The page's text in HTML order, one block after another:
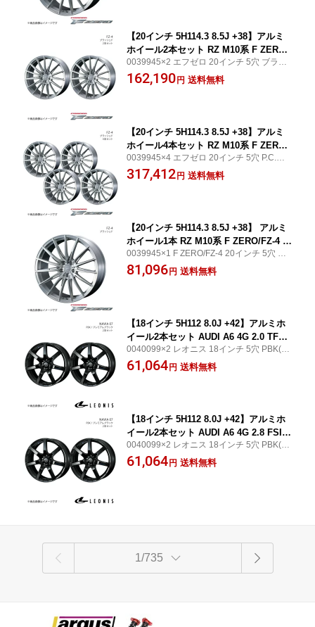
【20インチ 5H114.3 8.5J +38】アルミ
ホイール2本セット RZ M10系 F ZERO/
FZ-4 ブラッシュド 0039945×2
0039945×2 エフゼロ 20インチ 5穴 ブラッ
シュド WEDS WHEEL/ウェッズホイール フ
ロント/リア共用
162,190円 送料無料
【20インチ 5H114.3 8.5J +38】アルミ
ホイール4本セット RZ M10系 F ZERO/
FZ-4 ブラッシュド 0039945×4
0039945×4 エフゼロ 20インチ 5穴 P.C.D11
4.3 ブラッシュド WEDS WHEEL/ウェッズ
ホイール フロント/リア共用
317,412円 送料無料
【20インチ 5H114.3 8.5J +38】 アルミ
ホイール1本 RZ M10系 F ZERO/FZ-4 ブ
ラッシュド 0039945
0039945×1 F ZERO/FZ-4 20インチ 5穴 PC
D114.3 ブラッシュド WEDS WHEEL/ウェ
ッズホイール フロント/リア共用
81,096円 送料無料
【18インチ 5H112 8.0J +42】アルミホ
イール2本セット AUDI A6 4G 2.0 TFSI
4GCDN LEONIS/NAVIA 07 PBK 004009
9×2
0040099×2 レオニス 18インチ 5穴 PBK(プ
レミアムブラック) WEDS WHEEL/ウェッズ
ホイール フロント/リア共用
61,064円 送料無料
【18インチ 5H112 8.0J +42】アルミホ
イール2本セット AUDI A6 4G 2.8 FSI
クワトロ 4GCHVS LEONIS/NAVIA 07 P
BK 0040099×2
0040099×2 レオニス 18インチ 5穴 PBK(プ
レミアムブラック) WEDS WHEEL/ウェッズ
ホイール フロント/リア共用
61,064円 送料無料
1/735